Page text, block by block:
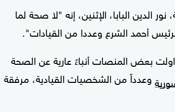
الدين البابا، الإثنين، إنه "لا صحة لما
أحمد الشرع وعددا من القيادات".
بعض المنصات أنباءً عارية عن الصحة
وعدداً من الشخصيات القيادية، مرفقة